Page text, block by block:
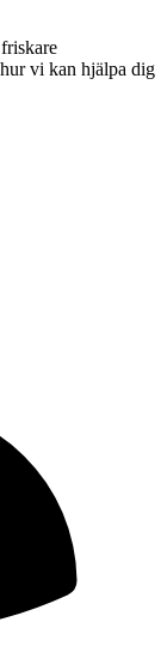
vi kan hjälpa dig